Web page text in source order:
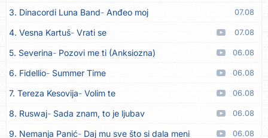
3. Dinacordi Luna Band Anđeo moj 07.08
4. Vesna Kartuš Vrati se 07.08
5. Severina Pozovi me ti (Anksiozna) 06.08
6. Fidellio Summer Time 06.08
7. Tereza Kesovija Volim te 06.08
8. Ruswaj Sada znam, to je ljubav 06.08
9. Nemanja Panić Daj mu sve što si dala meni 06.08